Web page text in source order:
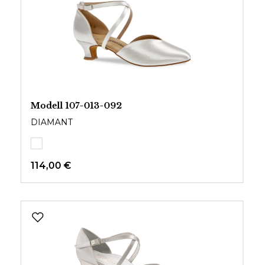
Modell 107-013-092
DIAMANT
114,00 €